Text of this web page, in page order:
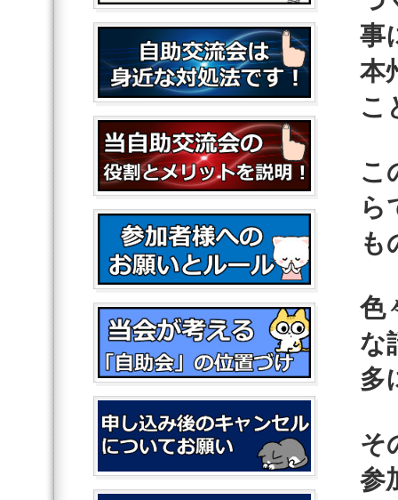
事
本
こ
こ
ら
も
色
な
多
そ
参